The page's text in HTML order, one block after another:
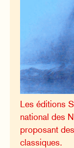
Les éditions
national des
proposant
classiques.